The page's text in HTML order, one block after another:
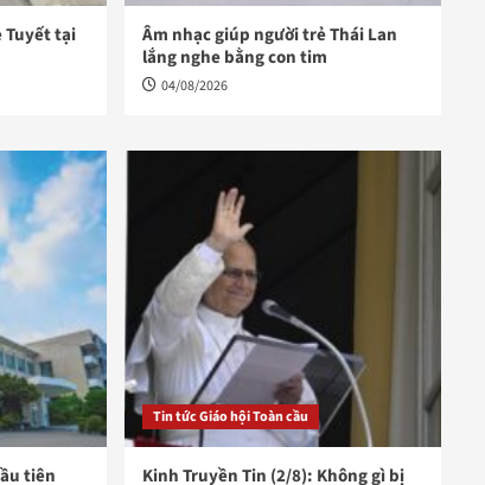
Tuyết tại
Âm nhạc giúp người trẻ Thái Lan
lắng nghe bằng con tim
04/08/2026
tiên
Tin tức Giáo hội Toàn cầu
Kinh Truyền Tin (2/8): Không gì bị